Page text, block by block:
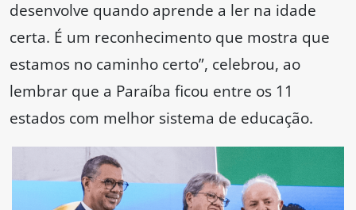
desenvolve quando aprende a ler na idade
certa. É um reconhecimento que mostra que
estamos no caminho certo”, celebrou, ao
lembrar que a Paraíba ficou entre os 11
estados com melhor sistema de educação.